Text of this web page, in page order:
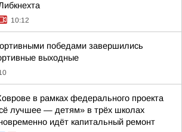
10:12
победами завершились
выходные
в рамках федерального проекта
лучшее — детям» в трёх школах
идёт капитальный ремонт